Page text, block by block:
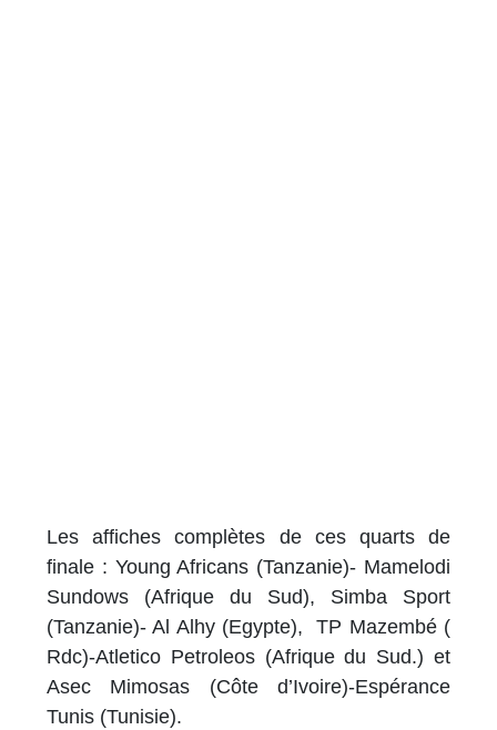
Les affiches complètes de ces quarts de
finale : Young Africans (Tanzanie)- Mamelodi
Sundows (Afrique du Sud), Simba Sport
(Tanzanie)- Al Alhy (Egypte), TP Mazembé (
Rdc)-Atletico Petroleos (Afrique du Sud.) et
Asec Mimosas (Côte d’Ivoire)-Espérance
Tunis (Tunisie).